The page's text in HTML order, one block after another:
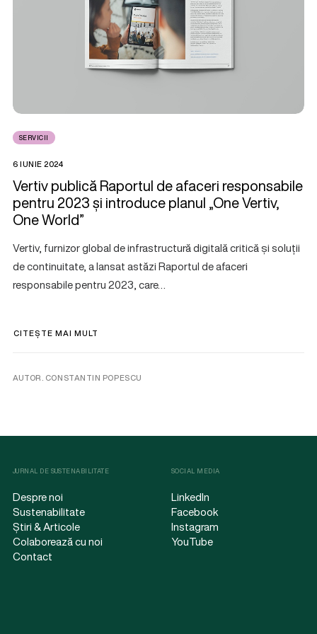
SERVICII
6 IUNIE 2024
Vertiv publică Raportul de afaceri responsabile
pentru 2023 și introduce planul „One Vertiv,
One World”
Vertiv, furnizor global de infrastructură digitală critică și soluții
de continuitate, a lansat astăzi Raportul de afaceri
responsabile pentru 2023, care…
CITEȘTE MAI MULT
AUTOR. CONSTANTIN POPESCU
JURNAL DE SUSTENABILITATE
Despre noi
Sustenabilitate
Știri & Articole
Colaborează cu noi
Contact
SOCIAL MEDIA
LinkedIn
Facebook
Instagram
YouTube